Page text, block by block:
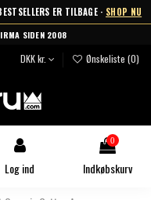
ER TILBAGE · SHOP NU
SIDEN 2008
DKK kr. Ønskeliste (0)
Log ind
0
Indkøbskurv